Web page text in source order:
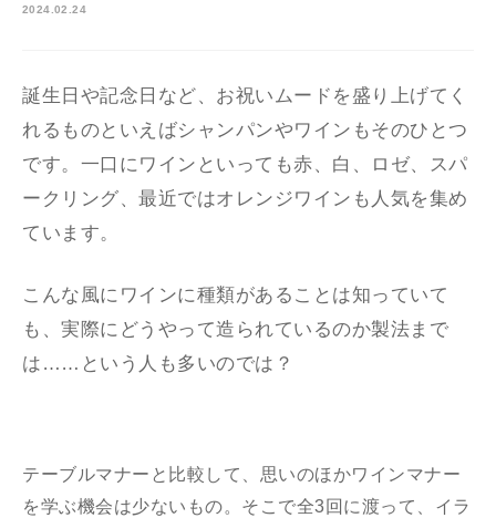
2024.02.24
誕生日や記念日など、お祝いムードを盛り上げてく
れるものといえばシャンパンやワインもそのひとつ
です。一口にワインといっても赤、白、ロゼ、スパ
ークリング、最近ではオレンジワインも人気を集め
ています。
こんな風にワインに種類があることは知っていて
も、実際にどうやって造られているのか製法まで
は……という人も多いのでは？
テーブルマナーと比較して、思いのほかワインマナー
を学ぶ機会は少ないもの。 そこで全3回に渡って、イラ